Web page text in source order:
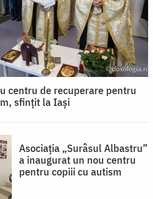
centru de recuperare pentru
sfințit la Iași
Asociația „Surâsul Albastru”
a inaugurat un nou centru
pentru copiii cu autism